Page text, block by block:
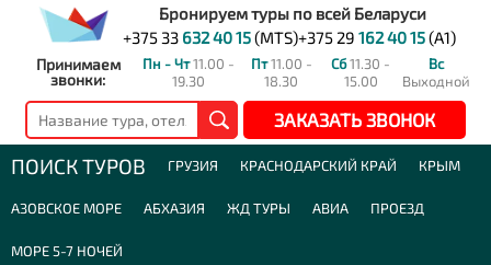
Бронируем туры по всей Беларуси
+375 33 632 40 15(MTS)+375 29 162 40 15(A1)
Принимаем
звонки:
Пн - Чт11.00 -
19.30
Пт11.00 -
18.30
Сб11.30 -
15.00
Вс
Выходной
ЗАКАЗАТЬ ЗВОНОК
ПОИСК ТУРОВ ГРУЗИЯ КРАСНОДАРСКИЙ КРАЙ КРЫМ
АЗОВСКОЕ МОРЕ АБХАЗИЯ ЖД ТУРЫ АВИА ПРОЕЗД
МОРЕ 5-7 НОЧЕЙ